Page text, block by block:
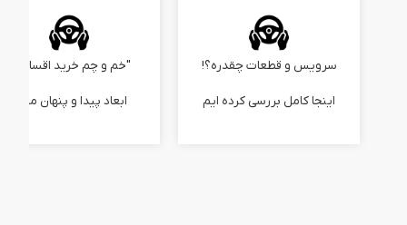
سرویس و قطعات چقدره؟!
اینجا کامل بررسی کرده ایم
"خم و چم خرید اقساطی"
ابعاد پیدا و پنهان ماجرا